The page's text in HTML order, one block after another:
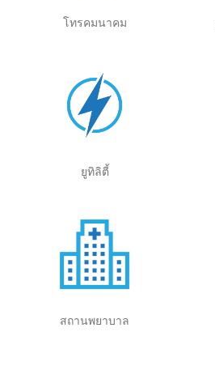
โทรคมนาคม
ยูทิลิตี้
สถานพยาบาล